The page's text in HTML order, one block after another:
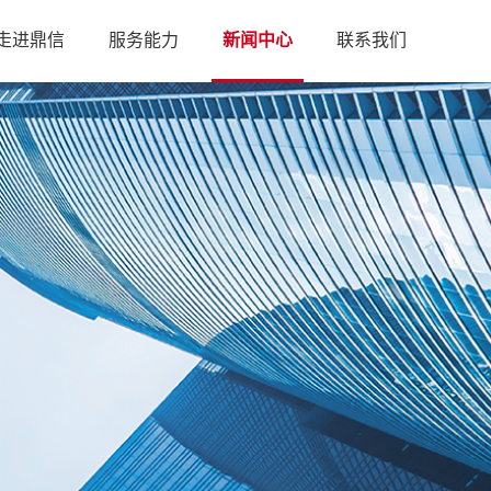
进鼎信 服务能力 新闻中心 联系我们